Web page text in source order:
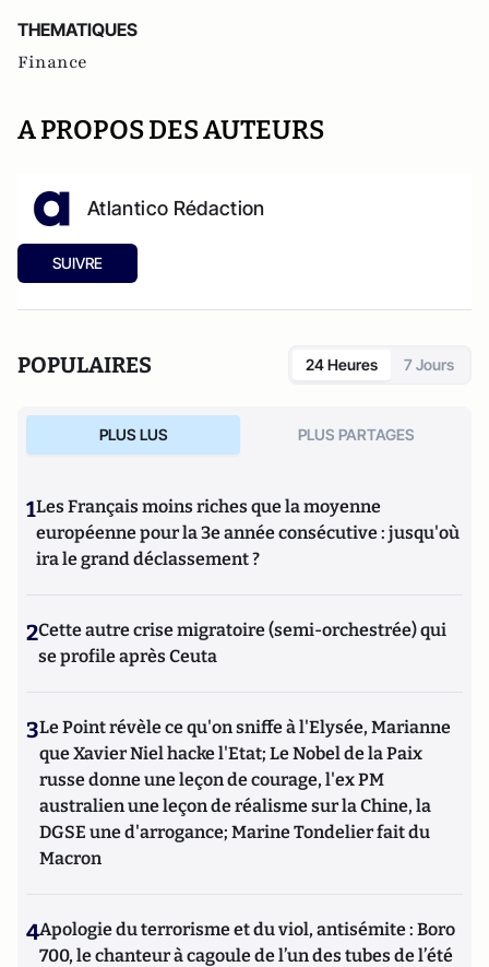
THEMATIQUES
Finance
A PROPOS DES AUTEURS
Atlantico Rédaction
SUIVRE
POPULAIRES 24 Heures 7 Jours
PLUS LUS PLUS PARTAGES
1Les Français moins riches que la moyenne
européenne pour la 3e année consécutive : jusqu'où
ira le grand déclassement ?
2Cette autre crise migratoire (semi-orchestrée) qui
se profile après Ceuta
3Le Point révèle ce qu'on sniffe à l'Elysée, Marianne
que Xavier Niel hacke l'Etat; Le Nobel de la Paix
russe donne une leçon de courage, l'ex PM
australien une leçon de réalisme sur la Chine, la
DGSE une d'arrogance; Marine Tondelier fait du
Macron
4Apologie du terrorisme et du viol, antisémite : Boro
700, le chanteur à cagoule de l’un des tubes de l’été